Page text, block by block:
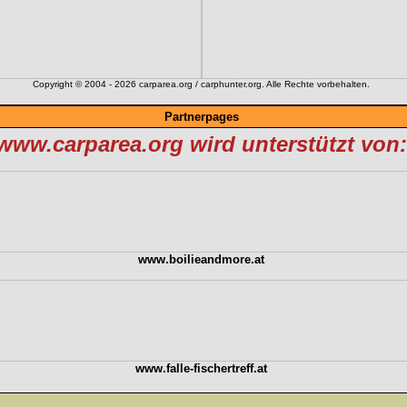
Copyright © 2004 - 2026 carparea.org / carphunter.org. Alle Rechte vorbehalten.
Partnerpages
wird unterstützt von:
www.boilieandmore.at
www.falle-fischertreff.at